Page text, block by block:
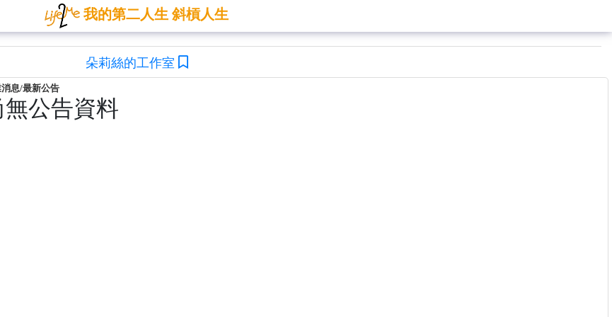
我的第二人生 斜槓人生
朵莉絲的工作室
息/最新公告
無公告資料